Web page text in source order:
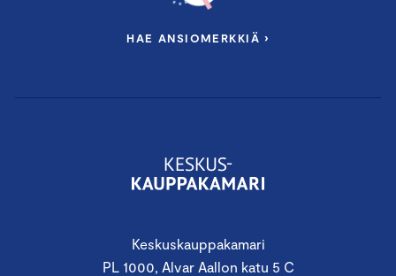
Keskuskauppakamari
PL 1000, Alvar Aallon katu 5 C
HAE ANSIOMERKKIÄ ›